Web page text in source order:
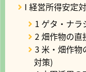
I 経営所得安定
1 ゲタ・ナラ
2 畑作物の直
3 米・畑作物
対策)